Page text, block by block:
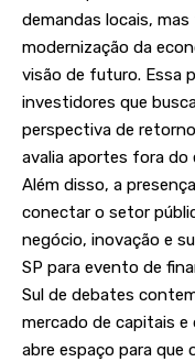
demandas locais,
modernização da
visão de futuro. Essa
investidores que
perspectiva de
avalia aportes fora do
Além disso, a
conectar o setor
negócio, inovação e
SP para evento de
Sul de debates
mercado de capitais
abre espaço para que